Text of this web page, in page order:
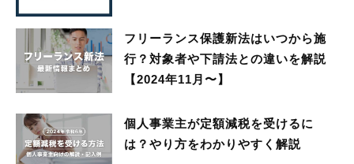
フリーランス保護新法はいつから施
行？対象者や下請法との違いを解説
【2024年11月〜】
個人事業主が定額減税を受けるに
は？やり方をわかりやすく解説